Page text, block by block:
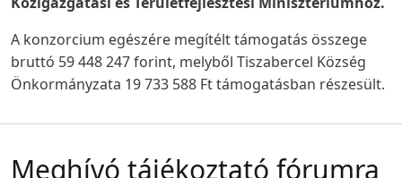
A konzorcium egészére megítélt támogatás összege
bruttó 59 448 247 forint, melyből Tiszabercel Község
Önkormányzata 19 733 588 Ft támogatásban részesült.
Meghívó tájékoztató fórumra